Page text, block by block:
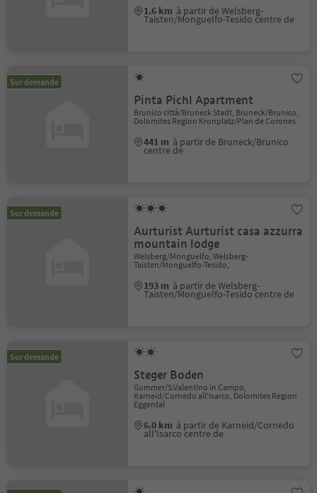
1.6 km à partir de Welsberg-
Taisten/Monguelfo-Tesido centre de
Sur demande
Pinta Pichl Apartment
Brunico città/Bruneck Stadt, Bruneck/Brunico,
Dolomites Region Kronplatz/Plan de Corones
441 m à partir de Bruneck/Brunico
centre de
Sur demande
Aurturist Aurturist casa azzurra
mountain lodge
Welsberg/Monguelfo, Welsberg-
Taisten/Monguelfo-Tesido,
193 m à partir de Welsberg-
Taisten/Monguelfo-Tesido centre de
Sur demande
Steger Boden
Gummer/S.Valentino in Campo,
Karneid/Cornedo all'Isarco, Dolomites Region
Eggental
6.0 km à partir de Karneid/Cornedo
all'Isarco centre de